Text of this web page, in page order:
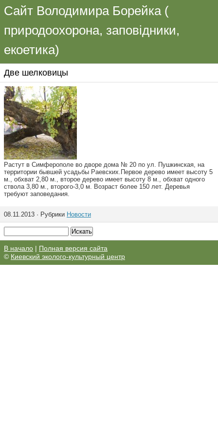
Сайт Володимира Борейка (
природоохорона, заповідники,
екоетика)
Две шелковицы
Растут в Симферополе во дворе дома № 20 по ул. Пушкинская, на
территории бывшей усадьбы Раевских.Первое дерево имеет высоту 5
м., обхват 2,80 м., второе дерево имеет высоту 8 м., обхват одного
ствола 3,80 м., второго-3,0 м. Возраст более 150 лет. Деревья
требуют заповедания.
08.11.2013 · Рубрики Новости
В начало | Полная версия сайта
© Киевский эколого-культурный центр